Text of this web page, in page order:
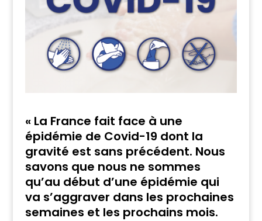
« La France fait face à une
épidémie de Covid-19 dont la
gravité est sans précédent. Nous
savons que nous ne sommes
qu’au début d’une épidémie qui
va s’aggraver dans les prochaines
semaines et les prochains mois.